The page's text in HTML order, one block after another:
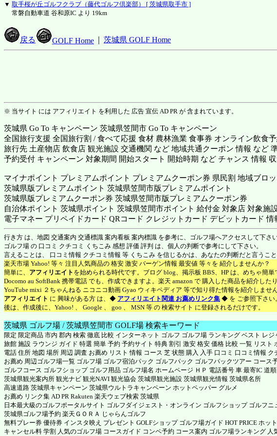
▼ 取手桜が丘ゴルフクラブ（藤代ゴルフ倶楽部） [ 茨城県取手市 ]
常磐自動車道 谷和原IC より 19km
戻る GOLF Home 茨城県 GOLF Home
※ 当サイト には アフィリエイト を利用した 広告 宣伝 AD PR が 含まれています。
茨城県 Go To キャンペーン 茨城県笠間市 Go To キャンペーン
全国旅行支援 全国旅行割 / 食べて応援 食材 農林漁業 食事券 オンライン飲食
旅行先 土産物店 飲食店 観光施設 交通機関 など 地域共通クーポン 情報 など
予約受付 キャンペーン 対象期間 開始スタート 開始時期 など チャンス 情報
マイナポイント プレミアムポイント プレミアムクーポン券 県民割 地域ブロッ
茨城県版プレミアムポイント 茨城県笠間市版プレミアムポイント
茨城県版プレミアムクーポン券 茨城県笠間市版プレミアムクーポン券
自治体ポイント 茨城県ポイント 茨城県笠間市ポイント 給付金 対象店 対象施
電子マネー プリペイドカード QRコード クレジットカード デビットカード 情
行き方 は、地図 交通案内 交通標識 案内看板 案内標識 を参考に、ゴルフ場へアクセスして下さい
ゴルフ場 の 口コミ クチコミ くちこみ 感想 評価 評判 は、個人の判断で参考にして下さい。
言えることは、 口コミ情報 クチコミ情報 等 くちこみ を信じるかは、あなたの判断だと言うこと
楽天市場 Yahoo! 等々 注目人気商品の 格安 激安 バーゲン情報 最安値 等々を 紹介しませんか？
簡単に、 アフィリエイト を始められる時代です。ブログ blog、掲示板 BBS、HP は、めちゃ簡単
Docomo au SoftBank 携帯電話 でも、作成できますよ。楽天 amazon で 購入した商品を紹介したり
YouTube mixi ２ちゃんねる ニコニコ動画 Gyao ウィキペディア 等で知り得た情報を紹介しませ
アフィリエイト に 興味がある方 は、◆ アフィリエイト関連 お薦めリンク集 ◆ を ご参照下さい
後は、作成後に、Yahoo! 、 Google 、 goo 、 MSN 等 の 検索サイト に登録されるだけです。
茨城県 ゴルフ場 / 茨城県笠間市 GOLF場 検索キーワード
限定 限定商品 市内 郡内 検索 徹底 比較 インターネット ゴルフ ゴルフ場 ランキング ベスト レ
旅館 施設 ラウンジ ガイド 特選 簡単 予約 予約サイト 特典 割引 激安 格安 価格 比較 一覧 リスト
電話 住所 地図 場所 周辺 調査 お薦め リスト 情報 コース 芝 状態 購入 入手 口コミ 口コミ情報 ク
お薦め 周辺ゴルフ場一覧 ゴルフ場 ゴルフ宿泊パック ゴルフパック ゴルフパックツアー コース
ゴルフコース ゴルフショップ ゴルフ用品 ゴルフ場名 ホームページ ＨＰ 電話番号 車 最寄IC 道
茨城県観光案内所 観光ナビ 観光NAVI 観光協会 茨城県観光施設 茨城県観光情報 茨城県名所
高速道路 茨城県キャンペーン 茨城県ウルトラキャンペーン ホットペッパー グルメ
お薦め リンク集 AD PR Rakuten 楽天ウェブ検索 茨城県
日本最大級のゴルフポータルサイト ゴルフダイジェスト・オンライン ゴルフショップ ゴルフニ
茨城県ゴルフ場予約 楽天ＧＯＲＡ じゃらんゴルフ
無料プレー券 優待券 インスタ映え プレゼント GOLFショップ ゴルフ場ガイド HOT PRICE ホッ
キャンセル料 学割 人気のゴルフ場 コースガイド コンペ予約 コース案内 ゴルフ場ランキング 人